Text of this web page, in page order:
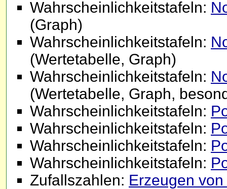
Wahrscheinlichkeitstafeln:
(Graph)
Wahrscheinlichkeitstafeln:
(Wertetabelle, Graph)
Wahrscheinlichkeitstafeln:
(Wertetabelle, Graph,
Wahrscheinlichkeitstafeln:
Wahrscheinlichkeitstafeln:
Wahrscheinlichkeitstafeln:
Wahrscheinlichkeitstafeln:
Zufallszahlen: Erzeugen